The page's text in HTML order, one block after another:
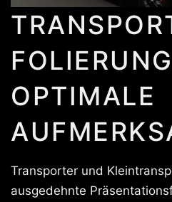
OPTIMALE
Transporter und
ausgedehnte